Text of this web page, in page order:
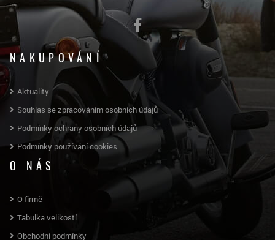
NAKUPOVÁNÍ
Aktuality
Souhlas se zpracováním osobních údajů
Podmínky ochrany osobních údajů
Podmínky používání cookies
O NÁS
O firmě
Tabulka velikostí
Obchodní podmínky